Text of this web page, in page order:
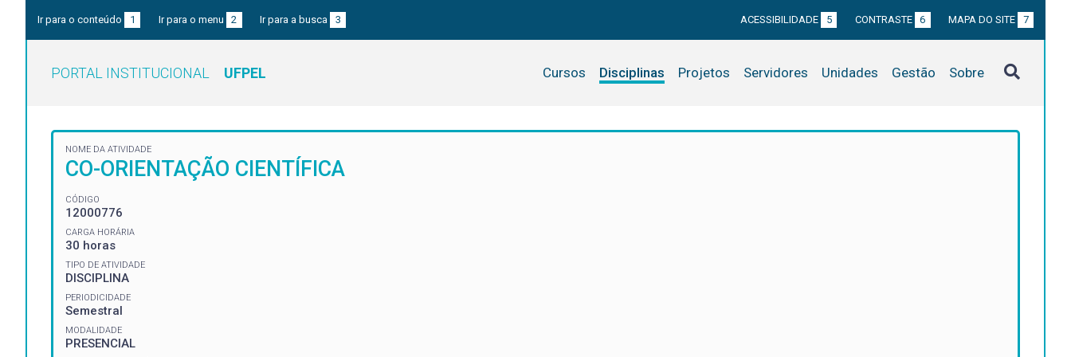
Ir para o conteúdo 1 Ir para o menu 2 Ir para a busca 3 ACESSIBILIDADE 5 CONTRASTE 6 MAPA DO SITE 7
PORTAL INSTITUCIONAL UFPEL Cursos Disciplinas Projetos Servidores Unidades Gestão Sobre
NOME DA ATIVIDADE
CO-ORIENTAÇÃO CIENTÍFICA
CÓDIGO
12000776
CARGA HORÁRIA
30 horas
TIPO DE ATIVIDADE
DISCIPLINA
PERIODICIDADE
Semestral
MODALIDADE
PRESENCIAL